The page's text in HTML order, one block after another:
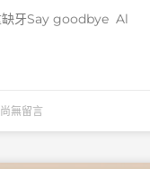
缺牙Say goodbye 󠀠 Al
尚無留言